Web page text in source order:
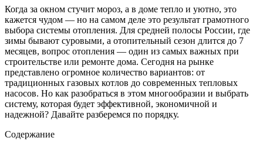
Когда за окном стучит мороз, а в доме тепло и уютно, это
кажется чудом — но на самом деле это результат грамотного
выбора системы отопления. Для средней полосы России, где
зимы бывают суровыми, а отопительный сезон длится до 7
месяцев, вопрос отопления — один из самых важных при
строительстве или ремонте дома. Сегодня на рынке
представлено огромное количество вариантов: от
традиционных газовых котлов до современных тепловых
насосов. Но как разобраться в этом многообразии и выбрать
систему, которая будет эффективной, экономичной и
надежной? Давайте разберемся по порядку.
Содержание